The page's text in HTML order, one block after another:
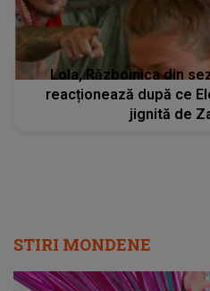
Lola, Războinica din
reacționează după ce
jignită de
STIRI MONDENE